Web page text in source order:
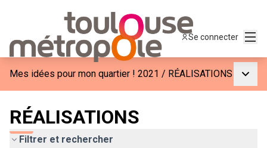
Se connecter
Mes idées pour mon quartier ! 2021 / RÉALISATIONS
RÉALISATIONS
Filtrer et rechercher